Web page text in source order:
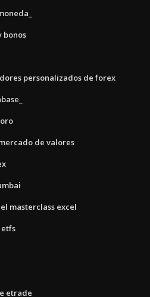
bonos
personalizados de forex
de valores
masterclass excel
etrade